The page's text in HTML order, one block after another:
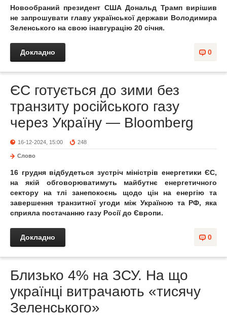
Новообраний президент США Дональд Трамп вирішив
не запрошувати главу української держави Володимира
Зеленського на свою інавгурацію 20 січня.
0
Докладно
ЄС готується до зими без
транзиту російського газу
через Україну — Bloomberg
16-12-2024, 15:00 248
Слово
16 грудня відбудеться зустріч міністрів енергетики ЄС,
на якій обговорюватимуть майбутнє енергетичного
сектору на тлі занепокоєнь щодо цін на енергію та
завершення транзитної угоди між Україною та РФ, яка
сприяла постачанню газу Росії до Європи.
0
Докладно
Близько 4% на ЗСУ. На що
українці витрачають «тисячу
Зеленського»